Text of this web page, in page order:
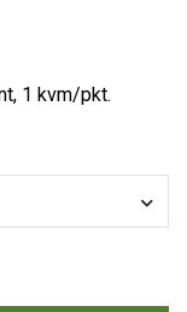
1 kvm/pkt.